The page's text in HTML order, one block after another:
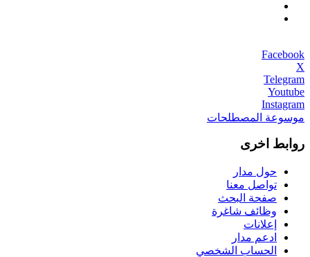
Facebook
X
Telegram
Youtube
Instagram
موسوعة المصطلحات
روابط اخرى
حول مدار
تواصل معنا
صفحة البحث
وظائف شاغرة
إعلانات
ادعم مدار
الحساب الشخصي